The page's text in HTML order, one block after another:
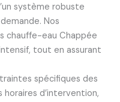
système robuste
Nos
chauffe-eau Chappée
tout en assurant
spécifiques des
d’intervention,